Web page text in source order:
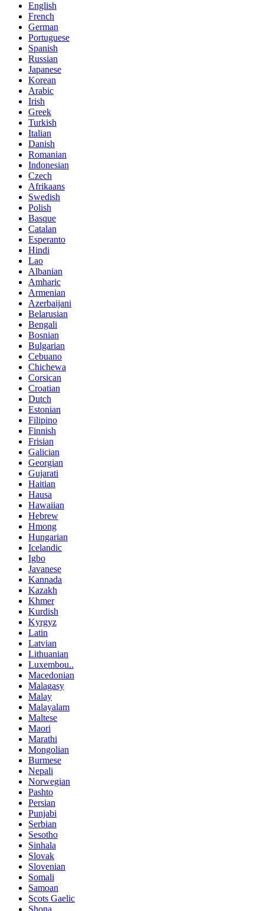
English
French
German
Portuguese
Spanish
Russian
Japanese
Korean
Arabic
Irish
Greek
Turkish
Italian
Danish
Romanian
Indonesian
Czech
Afrikaans
Swedish
Polish
Basque
Catalan
Esperanto
Hindi
Lao
Albanian
Amharic
Armenian
Azerbaijani
Belarusian
Bengali
Bosnian
Bulgarian
Cebuano
Chichewa
Corsican
Croatian
Dutch
Estonian
Filipino
Finnish
Frisian
Galician
Georgian
Gujarati
Haitian
Hausa
Hawaiian
Hebrew
Hmong
Hungarian
Icelandic
Igbo
Javanese
Kannada
Kazakh
Khmer
Kurdish
Kyrgyz
Latin
Latvian
Lithuanian
Luxembou..
Macedonian
Malagasy
Malay
Malayalam
Maltese
Maori
Marathi
Mongolian
Burmese
Nepali
Norwegian
Pashto
Persian
Punjabi
Serbian
Sesotho
Sinhala
Slovak
Slovenian
Somali
Samoan
Scots Gaelic